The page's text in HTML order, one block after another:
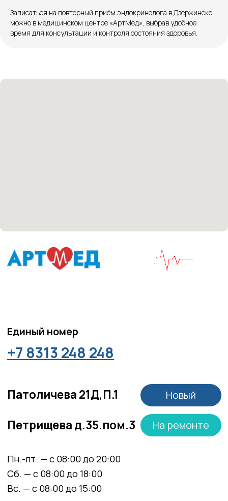
Записаться на повторный приём эндокринолога в Дзержинске
можно в медицинском центре «АртМед», выбрав удобное
время для консультации и контроля состояния здоровья.
Подписывайся